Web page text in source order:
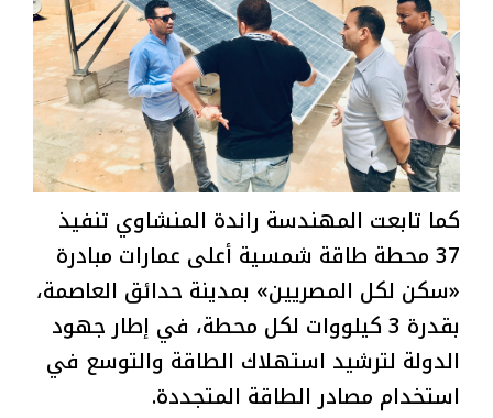
كما تابعت المهندسة راندة المنشاوي تنفيذ
37 محطة طاقة شمسية أعلى عمارات مبادرة
«سكن لكل المصريين» بمدينة حدائق العاصمة،
بقدرة 3 كيلووات لكل محطة، في إطار جهود
الدولة لترشيد استهلاك الطاقة والتوسع في
استخدام مصادر الطاقة المتجددة.